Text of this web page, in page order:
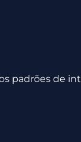
padrões de